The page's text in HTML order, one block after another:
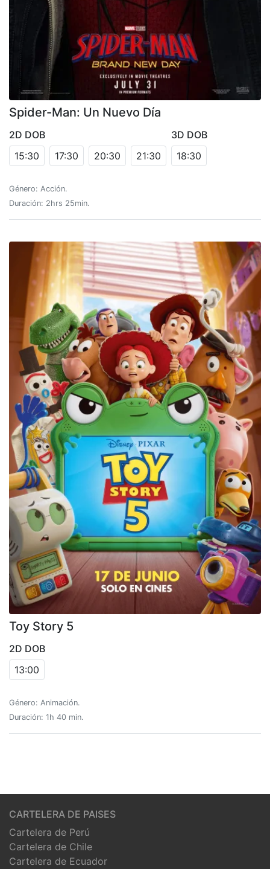
Spider-Man: Un Nuevo Día
2D DOB
15:30
17:30 20:30 21:30
3D DOB
18:30
Género: Acción.
Duración: 2hrs 25min.
Toy Story 5
2D DOB
13:00
Género: Animación.
Duración: 1h 40 min.
CARTELERA DE PAISES
Cartelera de Perú
Cartelera de Chile
Cartelera de Ecuador